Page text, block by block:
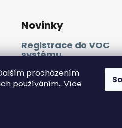
procházením
používáním.. Více
Novinky
Registrace do VOC
systému
11.4.2025